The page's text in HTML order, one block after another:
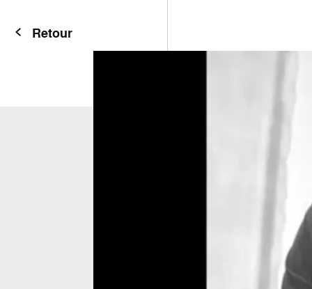
Retour